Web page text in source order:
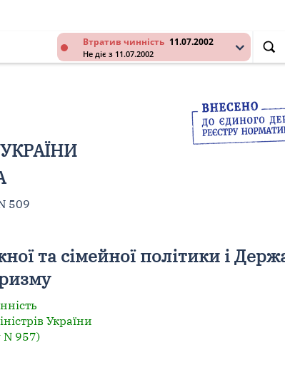
Втратив чинність 11.07.2002
Не діє з 11.07.2002